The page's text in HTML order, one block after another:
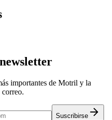
importantes de Motril y la
Suscribirse